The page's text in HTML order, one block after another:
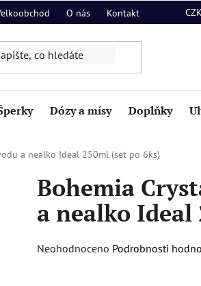
O nás Kontakt CZK
Dózy a mísy Doplňky
a nealko Ideal 250ml (set po 6ks)
Bohemia
a nealko Ideal
Průměrné
Neohodnoceno Podrobnosti